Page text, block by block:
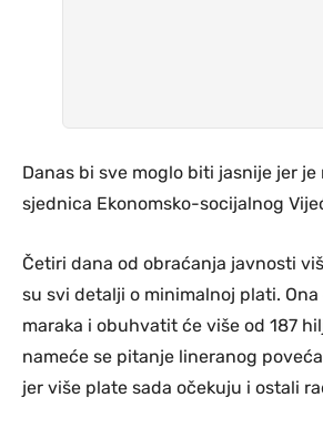
Danas bi sve moglo biti jasnije jer je
sjednica Ekonomsko-socijalnog
Četiri dana od obraćanja javnosti
su svi detalji o minimalnoj plati.
maraka i obuhvatit će više od 187
nameće se pitanje lineranog
jer više plate sada očekuju i ostali